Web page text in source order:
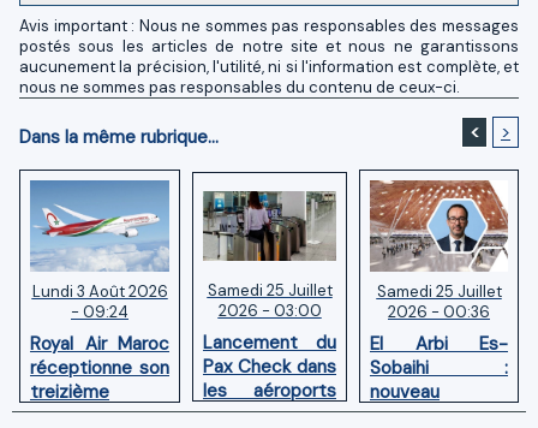
Avis important : Nous ne sommes pas responsables des messages
postés sous les articles de notre site et nous ne garantissons
aucunement la précision, l'utilité, ni si l'information est complète, et
nous ne sommes pas responsables du contenu de ceux-ci.
Dans la même rubrique... < >
Lundi 3 Août 2026
- 09:24
Royal Air Maroc
réceptionne son
treizième
Boeing 787
Samedi 25 Juillet
2026 - 03:00
Lancement du
Pax Check dans
les aéroports
du Maroc
Samedi 25 Juillet
2026 - 00:36
El Arbi Es-
Sobaihi :
nouveau
directeur à la